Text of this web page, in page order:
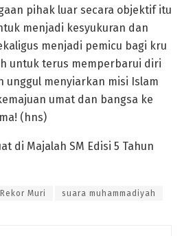
pihak luar secara objektif itu
menjadi kesyukuran dan
menjadi pemicu bagi kru
untuk terus memperbarui diri
unggul menyiarkan misi Islam
umat dan bangsa ke
(hns)
di Majalah SM Edisi 5 Tahun
Rekor Muri suara muhammadiyah